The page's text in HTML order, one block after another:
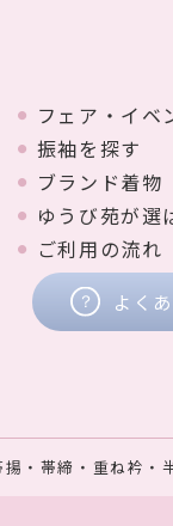
フェア・イベ
振袖を探す
ブランド着物
ゆうび苑が選
ご利用の流れ
よく
・帯締・重ね衿・